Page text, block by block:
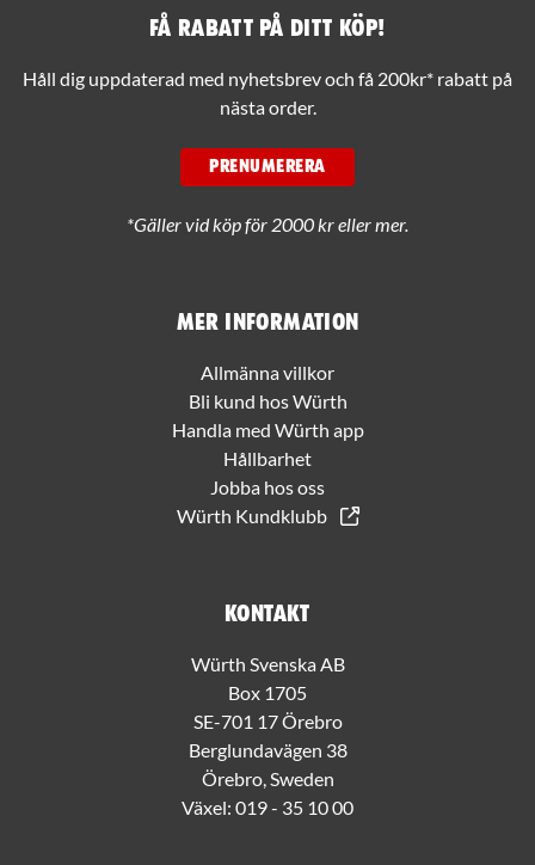
Mer information
Allmänna villkor
Bli kund hos Würth
Handla med Würth app
Hållbarhet
Jobba hos oss
Würth Kundklubb
Kontakt
Würth Svenska AB
Box 1705
SE-701 17 Örebro
Berglundavägen 38
Örebro, Sweden
Växel: 019 - 35 10 00
Få rabatt på ditt köp!
Håll dig uppdaterad med nyhetsbrev och få 200kr* rabatt på
nästa order.
PRENUMERERA
*Gäller vid köp för 2000 kr eller mer.